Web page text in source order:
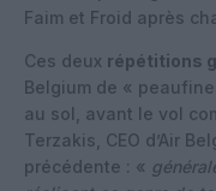
Faim et Froid après
Ces deux répétitions
Belgium de «
au sol, avant le vol
Terzakis, CEO d’Air
précédente : «